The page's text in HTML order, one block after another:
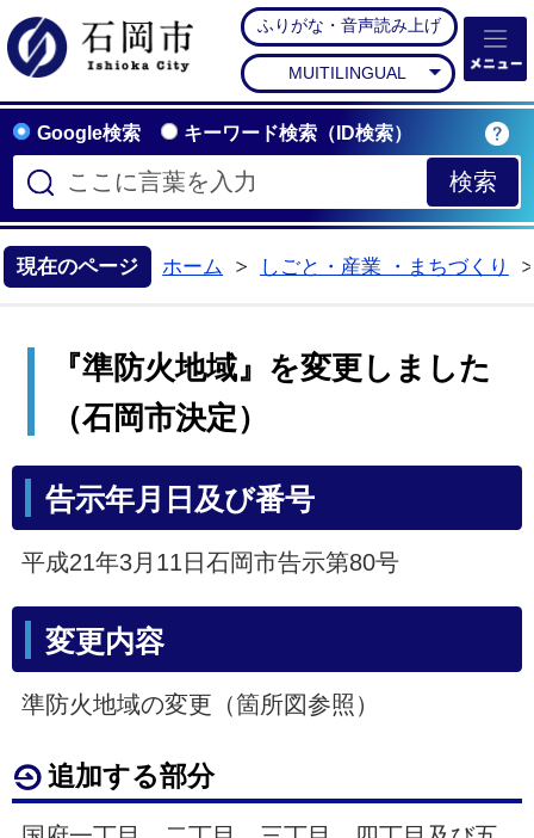
石岡市公式ホームペー
ふりがな・音声読み上げ
MUITILINGUAL
Google検索 キーワード検索（ID検索）
現在のページ ホーム
しごと・産業 ・まちづくり
『準防火地域』を変更しました
（石岡市決定）
告示年月日及び番号
平成21年3月11日石岡市告示第80号
変更内容
準防火地域の変更（箇所図参照）
追加する部分